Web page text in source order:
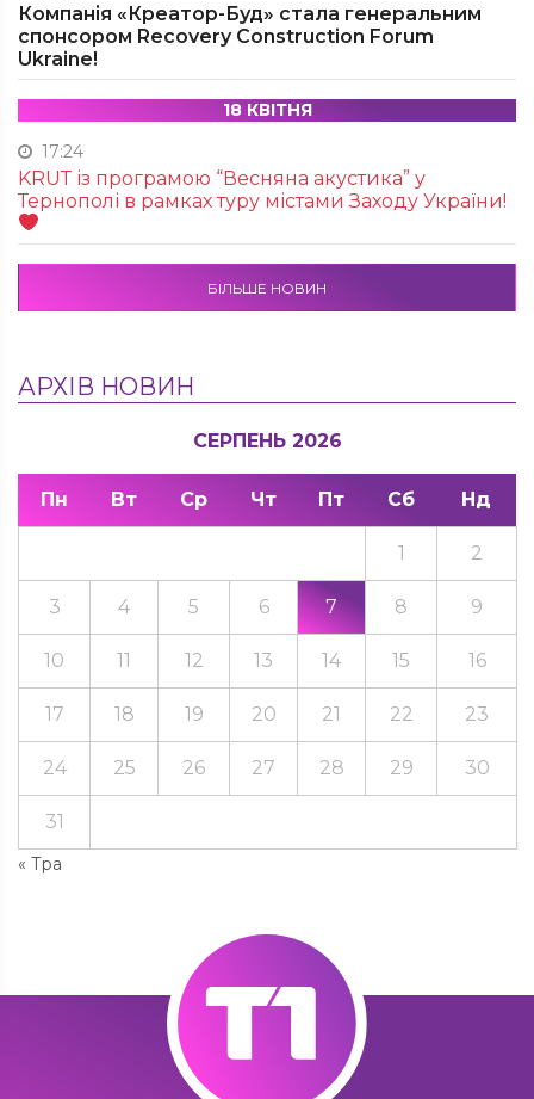
Компанія «Креатор-Буд» стала генеральним
спонсором Recovery Construction Forum
Ukraine!
18 КВІТНЯ
17:24
KRUТ із програмою “Весняна акустика” у
Тернополі в рамках туру містами Заходу України!
БІЛЬШЕ НОВИН
АРХІВ НОВИН
СЕРПЕНЬ 2026
Пн Вт Ср Чт Пт Сб Нд
« Тра
1 2
3 4 5 6 7 8 9
10 11 12 13 14 15 16
17 18 19 20 21 22 23
24 25 26 27 28 29 30
31